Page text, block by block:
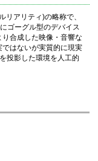
リアリティ)の略称で、
ゴーグル型のデバイス
合成した映像・音響な
はないが実質的に現実
投影した環境を人工的